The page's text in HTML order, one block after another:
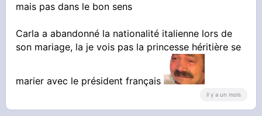
mais pas dans le bon sens
Carla a abandonné la nationalité italienne lors de
son mariage, la je vois pas la princesse héritière se
marier avec le président français
il y a un mois